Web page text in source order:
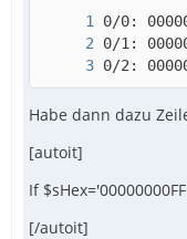
0/2:
Habe dann dazu
[autoit]
If
[/autoit]